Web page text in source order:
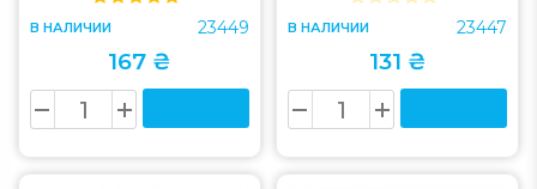
В НАЛИЧИИ 23449
167 ₴
В НАЛИЧИИ 23447
131 ₴